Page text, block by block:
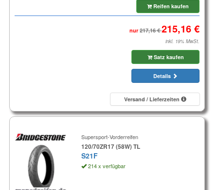
Reifen kaufen
nur
inkl. 19% MwSt.
Satz kaufen
Details
Versand / Lieferzeiten
Supersport-Vorderreifen
120/70ZR17 (58W) TL
S21F
214 x verfügbar